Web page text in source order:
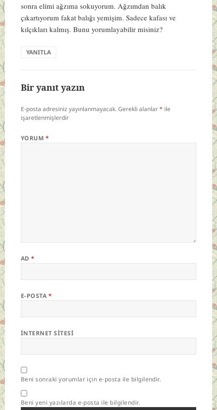
sonra elimi ağzıma sokuyorum. Ağzımdan balık
çıkartıyorum fakat balığı yemişim. Sadece kafası ve
kılçıkları kalmış. Bunu yorumlayabilir misiniz?
YANITLA
Bir yanıt yazın
E-posta adresiniz yayınlanmayacak.Gerekli alanlar* ile
işaretlenmişlerdir
YORUM *
AD*
E-POSTA *
İNTERNET SITESI
Beni sonraki yorumlar için e-posta ile bilgilendir.
Beni yeni yazılarda e-posta ile bilgilendir.